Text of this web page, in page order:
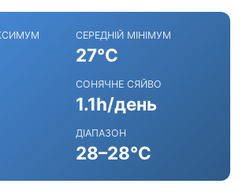
СЕРЕДНІЙ МІНІМУМ
27°C
СОНЯЧНЕ СЯЙВО
1.1h/день
ДІАПАЗОН
28–28°C